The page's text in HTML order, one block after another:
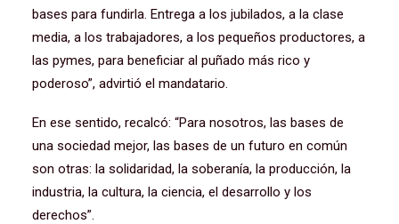
bases para fundirla. Entrega a los jubilados, a la clase
media, a los trabajadores, a los pequeños productores, a
las pymes, para beneficiar al puñado más rico y
poderoso”, advirtió el mandatario.
En ese sentido, recalcó: “Para nosotros, las bases de
una sociedad mejor, las bases de un futuro en común
son otras: la solidaridad, la soberanía, la producción, la
industria, la cultura, la ciencia, el desarrollo y los
derechos”.